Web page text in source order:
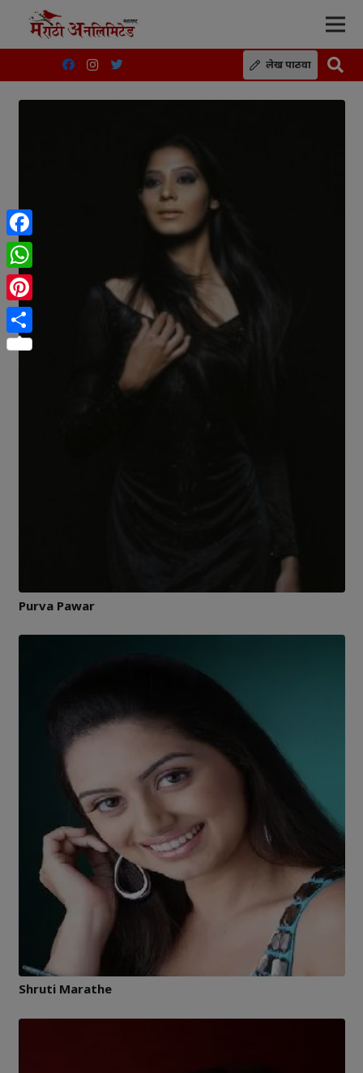
लेख पाठवा
Purva Pawar
Shruti Marathe
Facebook
WhatsApp
Pinterest
Share